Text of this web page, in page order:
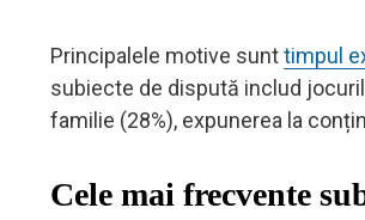
Principalele motive sunttimpul
subiecte de dispută includ
familie (28%), expunerea la
Cele mai frecvente